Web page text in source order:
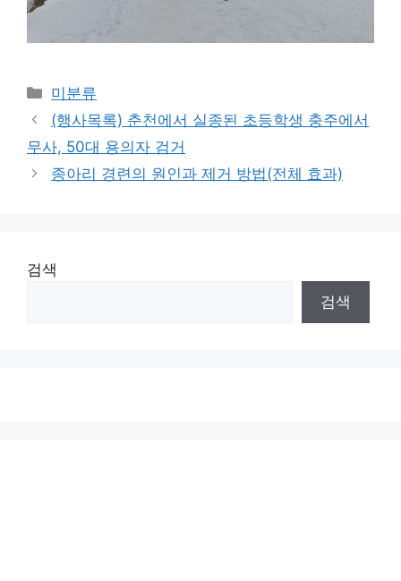
Categories
미분류
(행사목록) 춘천에서 실종된 초등학생 충주에서
무사, 50대 용의자 검거
종아리 경련의 원인과 제거 방법(전체 효과)
검색
검색